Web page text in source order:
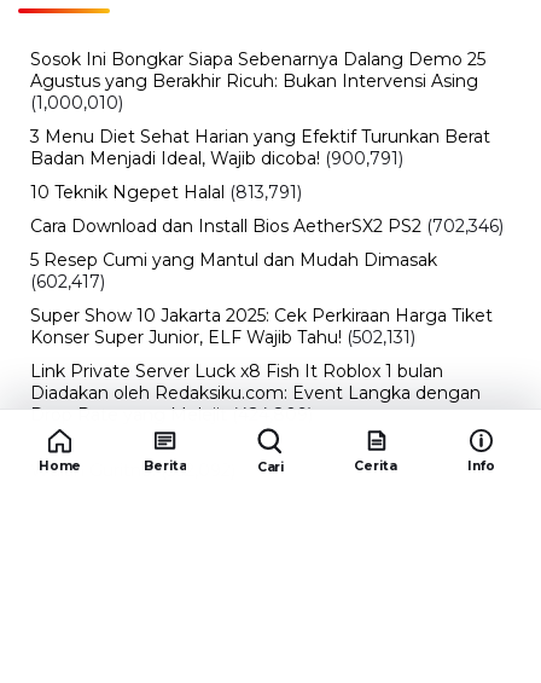
Sosok Ini Bongkar Siapa Sebenarnya Dalang Demo 25
Agustus yang Berakhir Ricuh: Bukan Intervensi Asing
(1,000,010)
3 Menu Diet Sehat Harian yang Efektif Turunkan Berat
Badan Menjadi Ideal, Wajib dicoba! (900,791)
10 Teknik Ngepet Halal (813,791)
Cara Download dan Install Bios AetherSX2 PS2 (702,346)
5 Resep Cumi yang Mantul dan Mudah Dimasak
(602,417)
Super Show 10 Jakarta 2025: Cek Perkiraan Harga Tiket
Konser Super Junior, ELF Wajib Tahu! (502,131)
Link Private Server Luck x8 Fish It Roblox 1 bulan
Diadakan oleh Redaksiku.com: Event Langka dengan
Drop Rate yang Melejit (424,809)
10 Film Indonesia Tayang November 2024, Ada Film
Wulan Guritno! (352,092)
Home Berita Cari Cerita Info